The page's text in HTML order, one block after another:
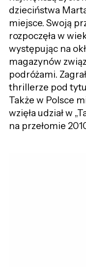
dzieciństwa
miejsce. Swoją
rozpoczęła w
występując na
magazynów
podróżami.
thrillerze pod
Także w Polsce
wzięła udział w
na przełomie